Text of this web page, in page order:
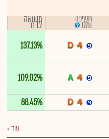
חשיפה
ומס תשואה
12 ח'
137.13%
109.02%
88.45%
עוד